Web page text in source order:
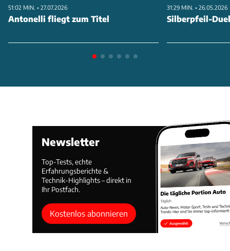
Farbschema des 312PB aus den 1970er-Jahren. Mit
den Startnummern 50 und 51 schlagen die zwei
Einsatzfahrzeuge auch zahlentechnisch die Brücke in
51:02 MIN. • 27.07.2026
Antonelli fliegt zum Titel
31:29 MIN. • 26.05.2026
Silberpfeil-
Newsletter
Top-Tests, echte
Erfahrungsberichte &
Technik-Highlights – direkt in
Ihr Postfach.
Kostenlos abonnieren